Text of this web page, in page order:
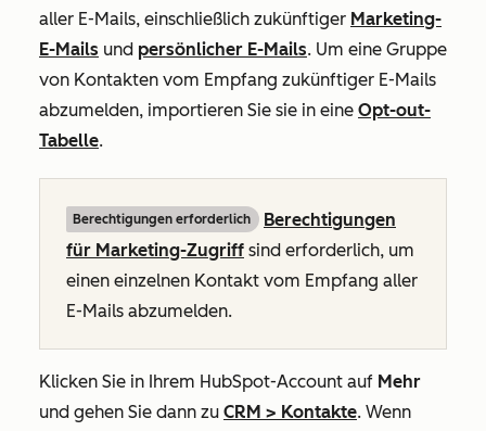
aller E-Mails, einschließlich zukünftiger Marketing-
E-Mails und persönlicher E-Mails. Um eine Gruppe
von Kontakten vom Empfang zukünftiger E-Mails
abzumelden, importieren Sie sie in eine Opt-out-
Tabelle.
Berechtigungen erforderlich
Berechtigungen
für Marketing-Zugriff sind erforderlich, um
einen einzelnen Kontakt vom Empfang aller
E-Mails abzumelden.
Klicken Sie in Ihrem HubSpot-Account auf Mehr
und gehen Sie dann zu CRM > Kontakte. Wenn